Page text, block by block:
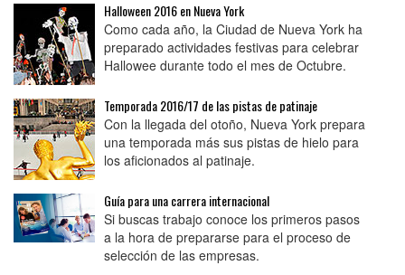
Halloween 2016 en Nueva York
Como cada año, la Ciudad de Nueva York ha
preparado actividades festivas para celebrar
Hallowee durante todo el mes de Octubre.
Temporada 2016/17 de las pistas de patinaje
Con la llegada del otoño, Nueva York prepara
una temporada más sus pistas de hielo para
los aficionados al patinaje.
Guía para una carrera internacional
Si buscas trabajo conoce los primeros pasos
a la hora de prepararse para el proceso de
selección de las empresas.